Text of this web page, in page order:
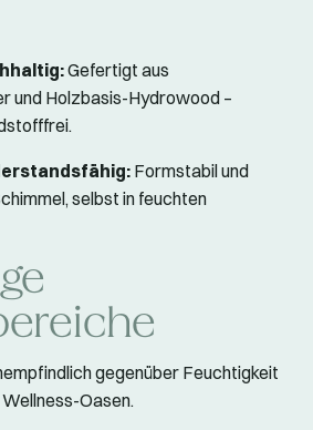
Gefertigt aus
und Holzbasis-Hydrowood –
Formstabil und
selbst in feuchten
gegenüber Feuchtigkeit
Oasen.